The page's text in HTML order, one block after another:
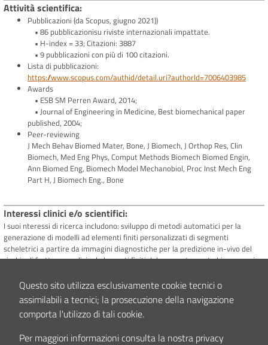
Attività scientifica
Pubblicazioni (da Scopus, giugno 2021))
• 86 pubblicazionisu riviste internazionali impattate.
• H-index = 33; Citazioni: 3887
• 9 pubblicazioni con più di 100 citazioni.
Lista di pubblicazioni:
https://www.scopus.com/authid/detail.uri?authorId=7006403985
Awards
• ESB SM Perren Award, 2014;
• Journal of Engineering in Medicine, Best biomechanical paper
published, 2004;
Peer-reviewing
J Mech Behav Biomed Mater, Bone, J Biomech, J Orthop Res, Clin
Biomech, Med Eng Phys, Comput Methods Biomech Biomed Engin,
Ann Biomed Eng, Biomech Model Mechanobiol, Proc Inst Mech Eng
Part H, J Biomech Eng., Bone
Interessi clinici e/o scientifici
I suoi nteressi di ricerca includono: sviluppo di metodi automatici per la
generazione di modelli ad elementi finiti personalizzati di segmenti
scheletrici a partire da immagini diagnostiche per la predizione in-vivo del
rischio di frattura; analisi ad elementi finiti del comportamento biomeccanico
personalizzati delle forze agenti sullo scheletro durante diversi task motori.
Contenuto aggiornato il
Questo sito utilizza esclusivamente cookie tecnici o
assimilabili a tecnici; la prosecuzione della navigazione
comporta l'utilizzo di tali cookie.
Per maggiori informazioni consulta la nostra privacy